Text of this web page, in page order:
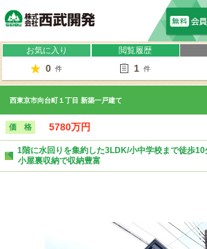
お気に入り
0 件
閲覧履歴
1 件
西東京市向台町１丁目 新築一戸建て
価 格 5780万円
1階に水回りを集約した3LDK/小中学校まで徒歩10
小屋裏収納で収納豊富